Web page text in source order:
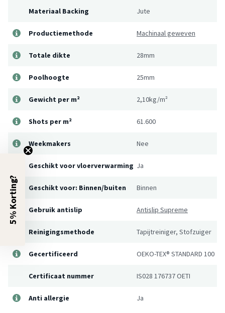
Materiaal Backing Jute
Productiemethode Machinaal geweven
Totale dikte 28mm
Poolhoogte 25mm
Gewicht per m² 2,10kg/m²
Shots per m² 61.600
Weekmakers Nee
Geschikt voor vloerverwarming Ja
Geschikt voor: Binnen/buiten Binnen
Gebruik antislip Antislip Supreme
Reinigingsmethode Tapijtreiniger, Stofzuiger
Gecertificeerd OEKO-TEX® STANDARD 100
Certificaat nummer IS028 176737 OETI
Anti allergie Ja
5% Korting?